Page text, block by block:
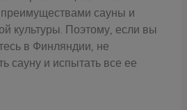
сауны и
культуры. Поэтому, если вы
в Финляндии, не
сауну и испытать все ее